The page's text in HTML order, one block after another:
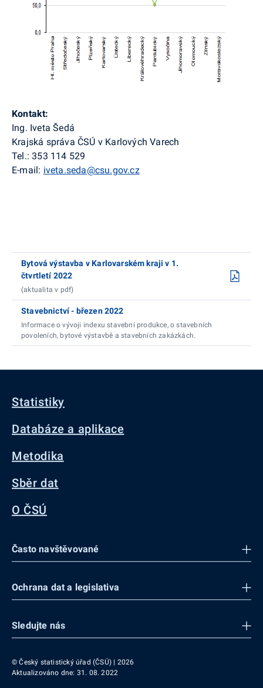
Kontakt:
Ing. Iveta Šedá
Krajská správa ČSÚ v Karlových Varech
Tel.: 353 114 529
E-mail: iveta.seda@csu.gov.cz
Bytová výstavba v Karlovarském kraji v 1.
čtvrtletí 2022
(aktualita v pdf)
Stavebnictví - březen 2022
Informace o vývoji indexu stavební produkce, o stavebních
povoleních, bytové výstavbě a stavebních zakázkách.
Statistiky
Databáze a aplikace
Metodika
Sběr dat
O ČSÚ
Často navštěvované
Ochrana dat a legislativa
Sledujte nás
© Český statistický úřad (ČSÚ) | 2026
Aktualizováno dne: 31. 08. 2022